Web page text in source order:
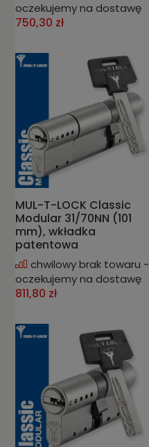
oczekujemy na dostawę
750,30 zł
MUL-T-LOCK Classic
Modular 31/70NN (101
mm), wkładka
patentowa
chwilowy brak towaru -
oczekujemy na dostawę
811,80 zł